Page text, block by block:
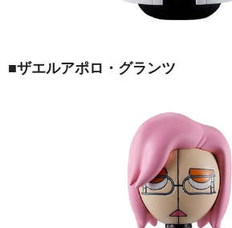
■ザエルアポロ・グランツ